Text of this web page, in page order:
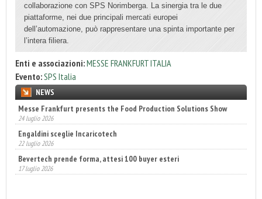
collaborazione con SPS Norimberga. La sinergia tra le due
piattaforme, nei due principali mercati europei
dell’automazione, può rappresentare una spinta importante per
l’intera filiera.
Enti e associazioni:MESSE FRANKFURT ITALIA
Evento:SPS Italia
NEWS
Messe Frankfurt presents the Food Production Solutions Show
24 luglio 2026
Engaldini sceglie Incaricotech
22 luglio 2026
Bevertech prende forma, attesi 100 buyer esteri
17 luglio 2026
Fatturato record per l'industria cosmetica in Italia
10 luglio 2026